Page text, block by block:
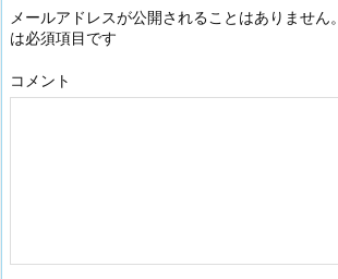
メールアドレスが公開されることはありません。
は必須項目です
コメント